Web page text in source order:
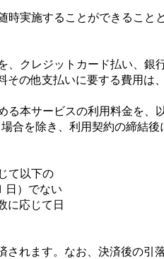
実施することができることと
クレジットカード払い、銀
の他⽀払いに要する費⽤は
本サービスの利⽤料⾦を、
合を除き、利⽤契約の締結
て以下の
⽇）でない
に応じて⽇
れます。なお、決済後の引